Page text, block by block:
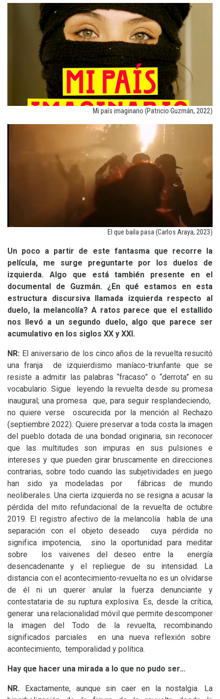
Mi país imaginario (Patricio Guzmán, 2022)
El que baila pasa (Carlos Araya, 2023)
Un poco a partir de este fantasma que recorre la
película, me surge preguntarte por los duelos de
izquierda. Algo que está también presente en el
documental de Guzmán. ¿En qué estamos en esta
estructura discursiva llamada izquierda respecto al
duelo, la melancolía? A ratos parece que el estallido
nos llevó a un segundo duelo, algo que parece ser
acumulativo en los siglos XX y XXI.
NR: El aniversario de los cinco años de la revuelta resucitó
una franja de izquierdismo maníaco-triunfante que se
resiste a admitir las palabras “fracaso” o “derrota” en su
vocabulario. Sigue leyendo la revuelta desde su promesa
inaugural; una promesa que, para seguir resplandeciendo,
no quiere verse oscurecida por la mención al Rechazo
(septiembre 2022). Quiere preservar a toda costa la imagen
del pueblo dotada de una bondad originaria, sin reconocer
que las multitudes son impuras en sus pulsiones e
intereses y que pueden girar bruscamente en direcciones
contrarias, sobre todo cuando las subjetividades en juego
han sido ya modeladas por fábricas de mundo
neoliberales. Una cierta izquierda no se resigna a acusar la
pérdida del mito refundacional de la revuelta de octubre
2019. El registro afectivo de la melancolía habla de una
separación con el objeto deseado cuya pérdida no
significa impotencia, sino la oportunidad para meditar
sobre los vaivenes del deseo entre la energía
desencadenante y el repliegue de su intensidad. La
distancia con el acontecimiento-revuelta no es un olvidarse
de él ni un querer anular la fuerza denunciante y
contestataria de su ruptura explosiva. Es, desde la crítica,
generar una relacionalidad móvil que permite descomponer
la imagen del Todo de la revuelta, recombinando
significados parciales en una nueva reflexión sobre
acontecimiento, temporalidad y política.
Hay que hacer una mirada a lo que no pudo ser…
NR. Exactamente, aunque sin caer en la nostalgia. La